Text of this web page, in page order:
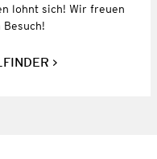
lohnt sich! Wir freuen